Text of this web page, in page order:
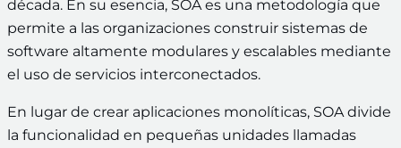
década. En su esencia, SOA es una metodología que
permite a las organizaciones construir sistemas de
software altamente modulares y escalables mediante
el uso de servicios interconectados.
En lugar de crear aplicaciones monolíticas, SOA divide
la funcionalidad en pequeñas unidades llamadas